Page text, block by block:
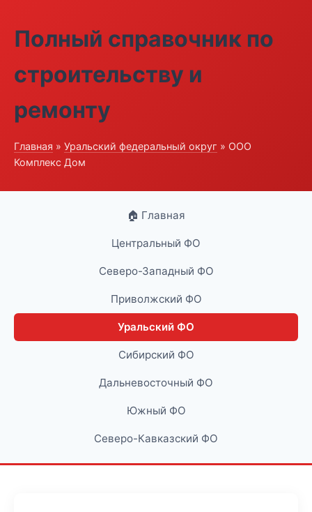
Полный справочник по
строительству и
ремонту
Главная » Уральский федеральный округ » ООО
Комплекс Дом
🏠 Главная
Центральный ФО
Северо-Западный ФО
Приволжский ФО
Уральский ФО
Сибирский ФО
Дальневосточный ФО
Южный ФО
Северо-Кавказский ФО